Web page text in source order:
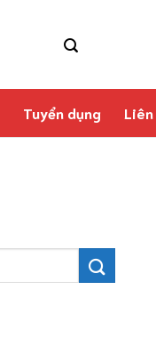
Tuyển dụng Liên